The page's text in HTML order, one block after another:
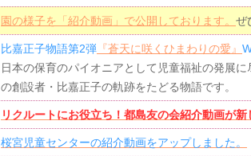
園の様子を「紹介動画」で公開しております。 ぜ
比嘉正子物語第2弾 『蒼天に咲くひまわりの愛』
日本の保育のパイオニアとして児童福祉の発展
の創設者・比嘉正子の軌跡をたどる物語です。
リクルートにお役立ち！都島友の会紹介動画が
桜宮児童センターの紹介動画をアップしました。